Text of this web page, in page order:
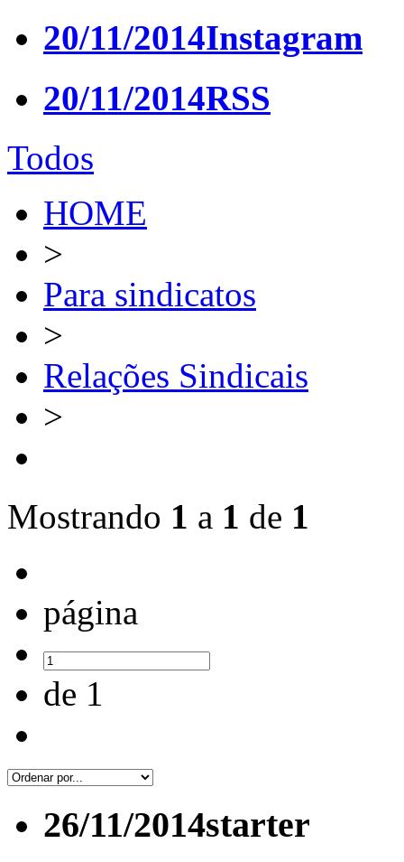
20/11/2014Instagram
20/11/2014RSS
Todos
HOME
>
Para sindicatos
>
Relações Sindicais
>
Mostrando 1 a 1 de 1
página
de 1
26/11/2014starter